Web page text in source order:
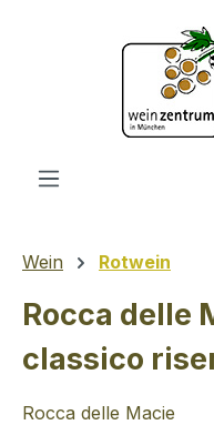
Zum Hauptinhalt
Wein Rotwein
Rocca delle
classico
Rocca delle Macie